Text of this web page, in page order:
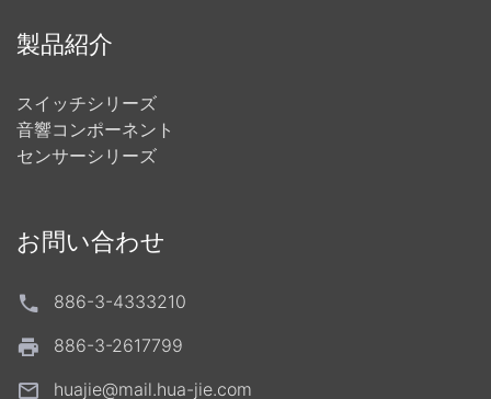
製品紹介
スイッチシリーズ
音響コンポーネント
センサーシリーズ
お問い合わせ
886-3-4333210
886-3-2617799
huajie@mail.hua-jie.com